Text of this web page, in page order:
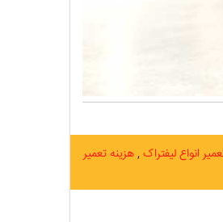
انواع لیفتراک هزینه تعمیر